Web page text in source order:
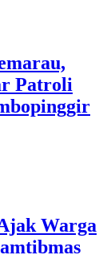
Patroli
Warga